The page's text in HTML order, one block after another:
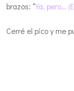
brazos: “Ya, pero…
Cerré el pico y me